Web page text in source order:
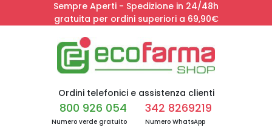
Sempre Aperti - Spedizione in 24/48h
gratuita per ordini superiori a 69,90€
Ordini telefonici e assistenza clienti
800 926 054
Numero verde gratuito
342 8269219
Numero WhatsApp